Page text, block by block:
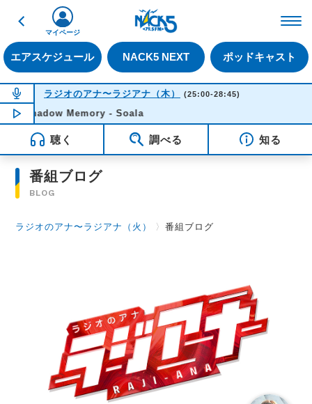
戻る
エアスケジュール NACK5 NEXT ポッドキャスト
マイページ
NOW ON AIR
ラジオのアナ〜ラジアナ（木） (25:00-28:45)
NOW PLAYING 04:22
Shadow Memory - Soala
聴く 調べる 知る
番組ブログ
BLOG
ラジオのアナ〜ラジアナ（火） 〉番組ブログ